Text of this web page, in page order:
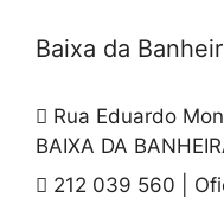
Baixa da
Rua Eduardo
BAIXA DA
212 039 560 |